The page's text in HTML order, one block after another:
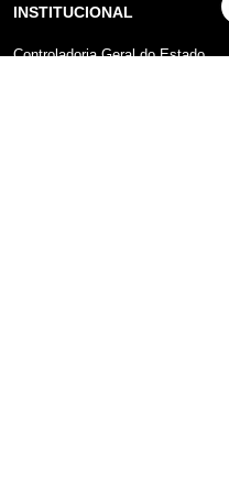
INSTITUCIONAL
Controladoria Geral do Estado